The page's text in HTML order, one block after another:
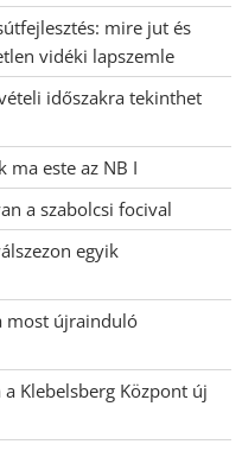
mire jut és
vidéki lapszemle
időszakra tekinthet
ma este az NB I
a szabolcsi focival
egyik
most újrainduló
Klebelsberg Központ új